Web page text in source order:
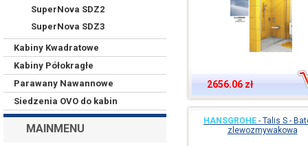
SuperNova SDZ2
SuperNova SDZ3
Kabiny Kwadratowe
Kabiny Półokragłe
Parawany Nawannowe
Siedzenia OVO do kabin
MAINMENU
2656.06 zł
HANSGROHE - Talis S -
zlewozmywakowa